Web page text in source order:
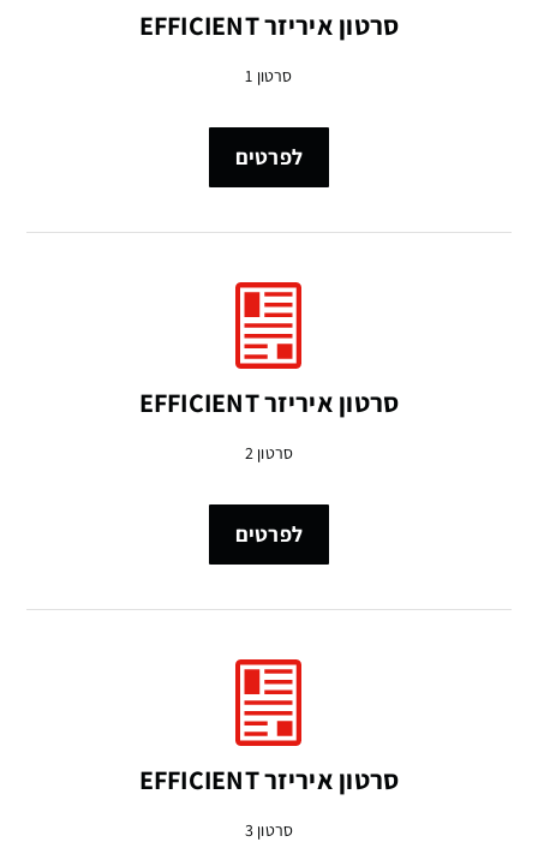
סרטון איריזר EFFICIENT
סרטון 1
לפרטים
סרטון איריזר EFFICIENT
סרטון 2
לפרטים
סרטון איריזר EFFICIENT
סרטון 3